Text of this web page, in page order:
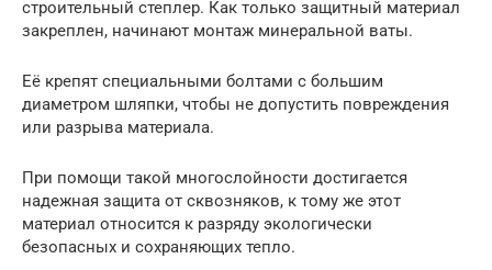
строительный степлер. Как только защитный материал
закреплен, начинают монтаж минеральной ваты.
Её крепят специальными болтами с большим
диаметром шляпки, чтобы не допустить повреждения
или разрыва материала.
При помощи такой многослойности достигается
надежная защита от сквозняков, к тому же этот
материал относится к разряду экологически
безопасных и сохраняющих тепло.